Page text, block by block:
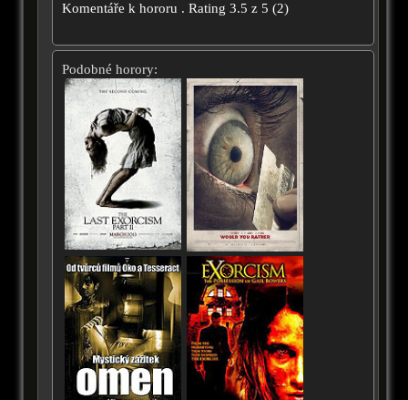
Komentáře k hororu . Rating 3.5 z 5 (2)
Podobné horory: